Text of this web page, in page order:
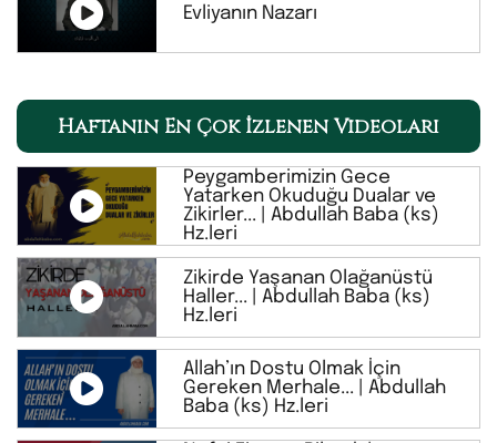
Evliyanın Nazarı
Haftanın En Çok İzlenen Videoları
Peygamberimizin Gece
Yatarken Okuduğu Dualar ve
Zikirler... | Abdullah Baba (ks)
Hz.leri
Zikirde Yaşanan Olağanüstü
Haller... | Abdullah Baba (ks)
Hz.leri
Allah’ın Dostu Olmak İçin
Gereken Merhale... | Abdullah
Baba (ks) Hz.leri